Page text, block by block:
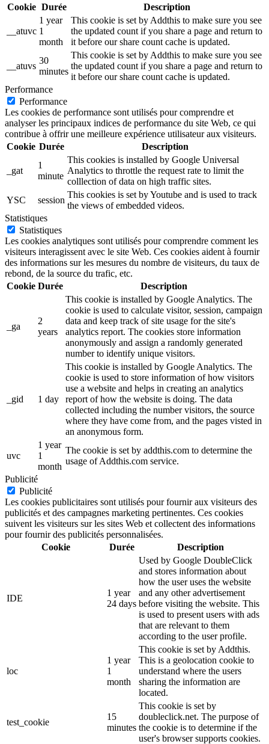
Cookie Durée Description
__atuvc
1 year
1
month
This cookie is set by Addthis to make sure you see
the updated count if you share a page and return to
it before our share count cache is updated.
__atuvs
30
minutes
This cookie is set by Addthis to make sure you see
the updated count if you share a page and return to
it before our share count cache is updated.
Performance
Performance
Les cookies de performance sont utilisés pour comprendre et
analyser les principaux indices de performance du site Web, ce qui
contribue à offrir une meilleure expérience utilisateur aux visiteurs.
Cookie Durée Description
_gat
1
minute
This cookies is installed by Google Universal
Analytics to throttle the request rate to limit the
colllection of data on high traffic sites.
YSC
session
This cookies is set by Youtube and is used to track
the views of embedded videos.
Statistiques
Statistiques
Les cookies analytiques sont utilisés pour comprendre comment les
visiteurs interagissent avec le site Web. Ces cookies aident à fournir
des informations sur les mesures du nombre de visiteurs, du taux de
rebond, de la source du trafic, etc.
Cookie Durée Description
_ga
2
years
This cookie is installed by Google Analytics. The
cookie is used to calculate visitor, session, campaign
data and keep track of site usage for the site's
analytics report. The cookies store information
anonymously and assign a randomly generated
number to identify unique visitors.
_gid 1 day
This cookie is installed by Google Analytics. The
cookie is used to store information of how visitors
use a website and helps in creating an analytics
report of how the website is doing. The data
collected including the number visitors, the source
where they have come from, and the pages visted in
an anonymous form.
uvc
1 year
1
month
The cookie is set by addthis.com to determine the
usage of Addthis.com service.
Publicité
Publicité
Les cookies publicitaires sont utilisés pour fournir aux visiteurs des
publicités et des campagnes marketing pertinentes. Ces cookies
suivent les visiteurs sur les sites Web et collectent des informations
pour fournir des publicités personnalisées.
Cookie
Durée Description
IDE
1 year
24 days
Used by Google DoubleClick
and stores information about
how the user uses the website
and any other advertisement
before visiting the website. This
is used to present users with ads
that are relevant to them
according to the user profile.
loc
1 year
1
month
This cookie is set by Addthis.
This is a geolocation cookie to
understand where the users
sharing the information are
located.
test_cookie
15
minutes
This cookie is set by
doubleclick.net. The purpose of
the cookie is to determine if the
user's browser supports cookies.